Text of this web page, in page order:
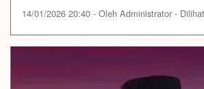
14/01/2026 20:40 - Oleh Administrator -